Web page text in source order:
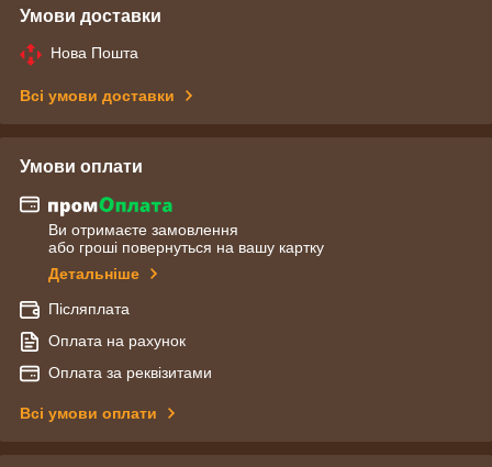
Умови доставки
Нова Пошта
Всі умови доставки
Умови оплати
Ви отримаєте замовлення
або гроші повернуться на вашу картку
Детальніше
Післяплата
Оплата на рахунок
Оплата за реквізитами
Всі умови оплати